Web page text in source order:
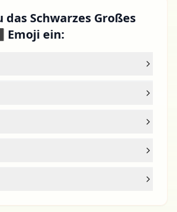
das Schwarzes Großes
Emoji ein: